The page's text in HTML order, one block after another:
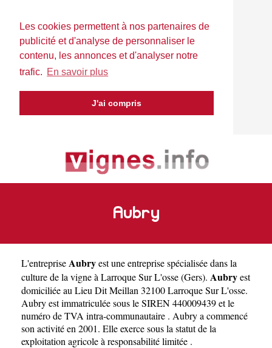
Les cookies permettent à nos partenaires de
publicité et d'analyse de personnaliser le
contenu, les annonces et d'analyser notre
trafic. En savoir plus
J'ai compris
Aubry
L'entrepriseAubryest uneentreprise spécialisée dans la
culture de la vigne à Larroque Sur L'osse(Gers). Aubryest
domiciliée au Lieu Dit Meillan 32100 Larroque Sur L'osse.
Aubry est immatriculée sous le SIREN 440009439 et le
numéro de TVA intra-communautaire . Aubry a commencé
son activité en 2001. Elle exerce sous la statut de la
exploitation agricole à responsabilité limitée .